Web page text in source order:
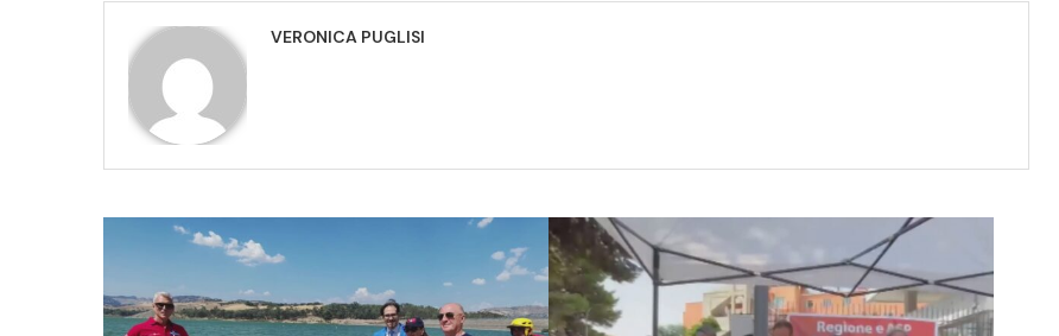
VERONICA PUGLISI